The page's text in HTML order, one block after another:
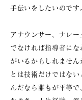
手伝いをしたいのです
アナウンサー、ナレー
でなければ指導者にな
がいるかもしれません
とは技術だけではな
んだなら誰もが平等で